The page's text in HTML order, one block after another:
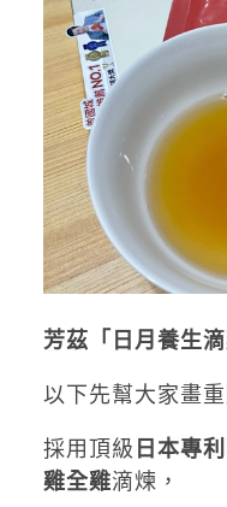
芳茲「日月養生滴
以下先幫大家畫重
採用頂級 日本專
雞全雞滴煉，